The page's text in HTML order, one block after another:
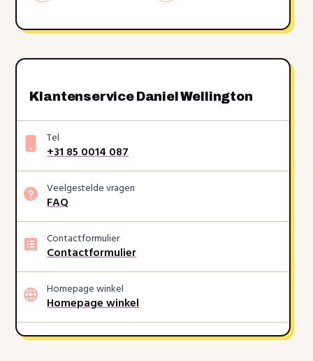
Klantenservice Daniel Wellington
Tel
+31 85 0014 087
Veelgestelde vragen
FAQ
Contactformulier
Contactformulier
Homepage winkel
Homepage winkel